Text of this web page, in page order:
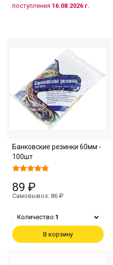
поступления 16.08.2026 г.
Банковские резинки 60мм -
100шт
89 ₽
Самовывоз: 86 ₽
Количество:1
В корзину